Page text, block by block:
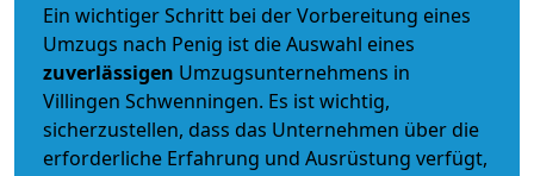
Ein wichtiger Schritt bei der Vorbereitung eines
Umzugs nach Penig ist die Auswahl eines
zuverlässigen Umzugsunternehmens in
Villingen Schwenningen. Es ist wichtig,
sicherzustellen, dass das Unternehmen über die
erforderliche Erfahrung und Ausrüstung verfügt,